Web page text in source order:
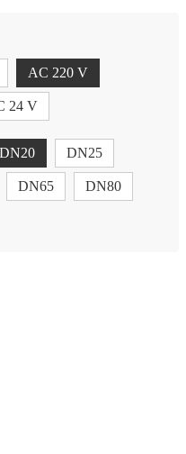
AC 220 V
24 V
DN20 DN25
DN65 DN80